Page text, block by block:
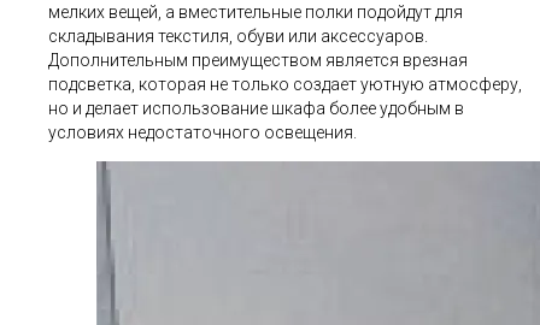
мелких вещей, а вместительные полки подойдут для
складывания текстиля, обуви или аксессуаров.
Дополнительным преимуществом является врезная
подсветка, которая не только создает уютную атмосферу,
но и делает использование шкафа более удобным в
условиях недостаточного освещения.